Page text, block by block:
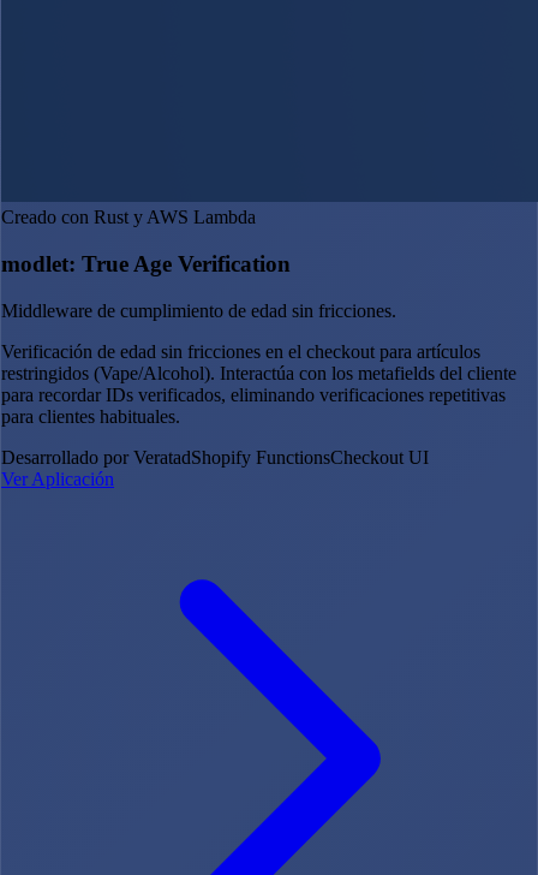
Creado con Rust y AWS Lambda
modlet: True Age Verification
Middleware de cumplimiento de edad sin fricciones.
Verificación de edad sin fricciones en el checkout para artículos
restringidos (Vape/Alcohol). Interactúa con los metafields del cliente
para recordar IDs verificados, eliminando verificaciones repetitivas
para clientes habituales.
Desarrollado por VeratadShopify FunctionsCheckout UI
Ver Aplicación